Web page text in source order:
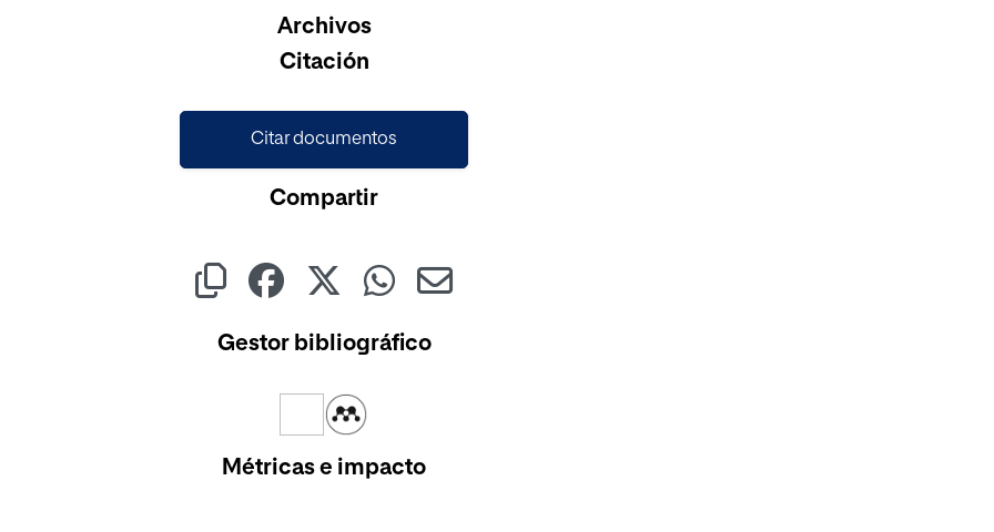
Cargando...Archivos
Citación
Citar documentos
Compartir
Gestor bibliográfico
Métricas e impacto